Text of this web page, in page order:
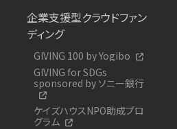
企業支援型クラウドファン
ディング
GIVING 100 by Yogibo
GIVING for SDGs
sponsored by ソニー銀行
ケイズハウスNPO助成プロ
グラム